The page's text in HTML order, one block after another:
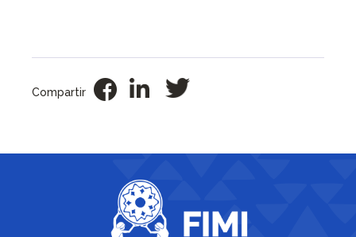
Compartir